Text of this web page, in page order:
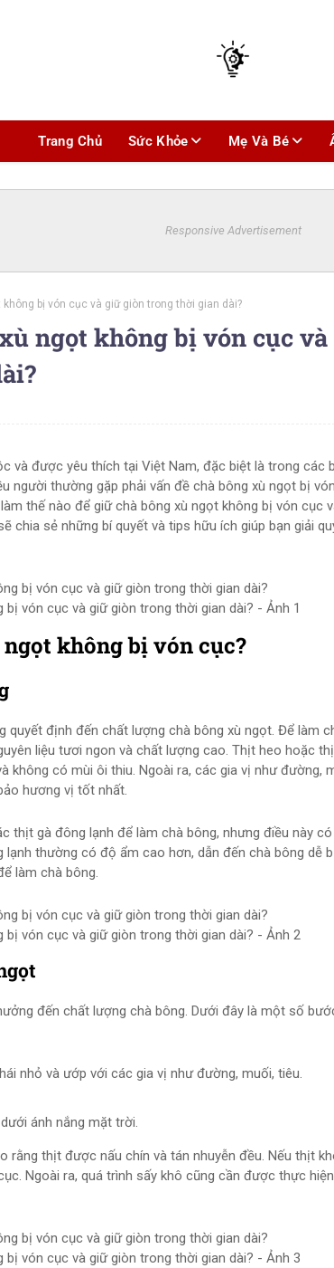
Trang Chủ Sức Khỏe Mẹ Và Bé
Responsive Advertisement
bị vón cục và giữ giòn trong thời gian dài?
ngọt không bị vón cục
và được yêu thích tại Việt Nam, đặc biệt là trong các
người thường gặp phải vấn đề chà bông xù ngọt bị
thế nào để giữ chà bông xù ngọt không bị vón cục
chia sẻ những bí quyết và tips hữu ích giúp bạn giải
vón cục và giữ giòn trong thời gian dài? - Ảnh 1
không bị vón cục?
quyết định đến chất lượng chà bông xù ngọt. Để làm
liệu tươi ngon và chất lượng cao. Thịt heo hoặc
không có mùi ôi thiu. Ngoài ra, các gia vị như đường,
hương vị tốt nhất.
thịt gà đông lạnh để làm chà bông, nhưng điều này có
thường có độ ẩm cao hơn, dẫn đến chà bông dễ
làm chà bông.
vón cục và giữ giòn trong thời gian dài? - Ảnh 2
đến chất lượng chà bông. Dưới đây là một số
nhỏ và ướp với các gia vị như đường, muối, tiêu.
ánh nắng mặt trời.
rằng thịt được nấu chín và tán nhuyễn đều. Nếu thịt
Ngoài ra, quá trình sấy khô cũng cần được thực
vón cục và giữ giòn trong thời gian dài? - Ảnh 3